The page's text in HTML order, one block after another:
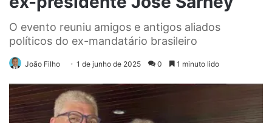
O evento reuniu amigos e antigos aliados
políticos do ex-mandatário brasileiro
João Filho 1 de junho de 2025 0 1 minuto lido